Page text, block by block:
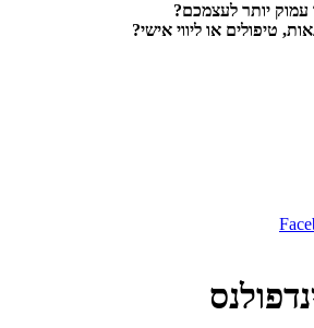
עמוק יותר לעצמכם?
טיפולים או ליווי אישי?